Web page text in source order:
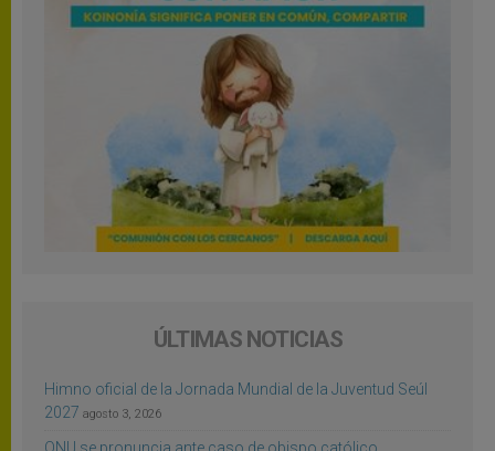
ÚLTIMAS NOTICIAS
Himno oficial de la Jornada Mundial de la Juventud Seúl
2027 agosto 3, 2026